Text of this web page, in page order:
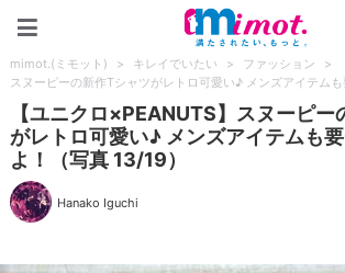
mimot.(ミモット) > キレイでいたい > ファッション >
スヌーピーの新作Tシャツがレトロ可愛い♪ メンズアイテムも
【ユニクロ×PEANUTS】スヌーピー
がレトロ可愛い♪ メンズアイテムも
よ！（写真 13/19）
Hanako Iguchi